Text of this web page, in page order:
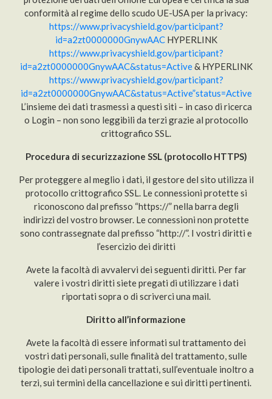
conformità al regime dello scudo UE-USA per la privacy:
https://www.privacyshield.gov/participant?
id=a2zt0000000GnywAACHYPERLINK
https://www.privacyshield.gov/participant?
id=a2zt0000000GnywAAC&status=Active& HYPERLINK
https://www.privacyshield.gov/participant?
id=a2zt0000000GnywAAC&status=Active”status=Active
L’insieme dei dati trasmessi a questi siti – in caso di ricerca
o Login – non sono leggibili da terzi grazie al protocollo
crittografico SSL.
Procedura di securizzazione SSL (protocollo HTTPS)
Per proteggere al meglio i dati, il gestore del sito utilizza il
protocollo crittografico SSL. Le connessioni protette si
riconoscono dal prefisso “https://” nella barra degli
indirizzi del vostro browser. Le connessioni non protette
sono contrassegnate dal prefisso “http://”. I vostri diritti e
l’esercizio dei diritti
Avete la facoltà di avvalervi dei seguenti diritti. Per far
valere i vostri diritti siete pregati di utilizzare i dati
riportati sopra o di scriverci una mail.
Diritto all’informazione
Avete la facoltà di essere informati sul trattamento dei
vostri dati personali, sulle finalità del trattamento, sulle
tipologie dei dati personali trattati, sull’eventuale inoltro a
terzi, sui termini della cancellazione e sui diritti pertinenti.